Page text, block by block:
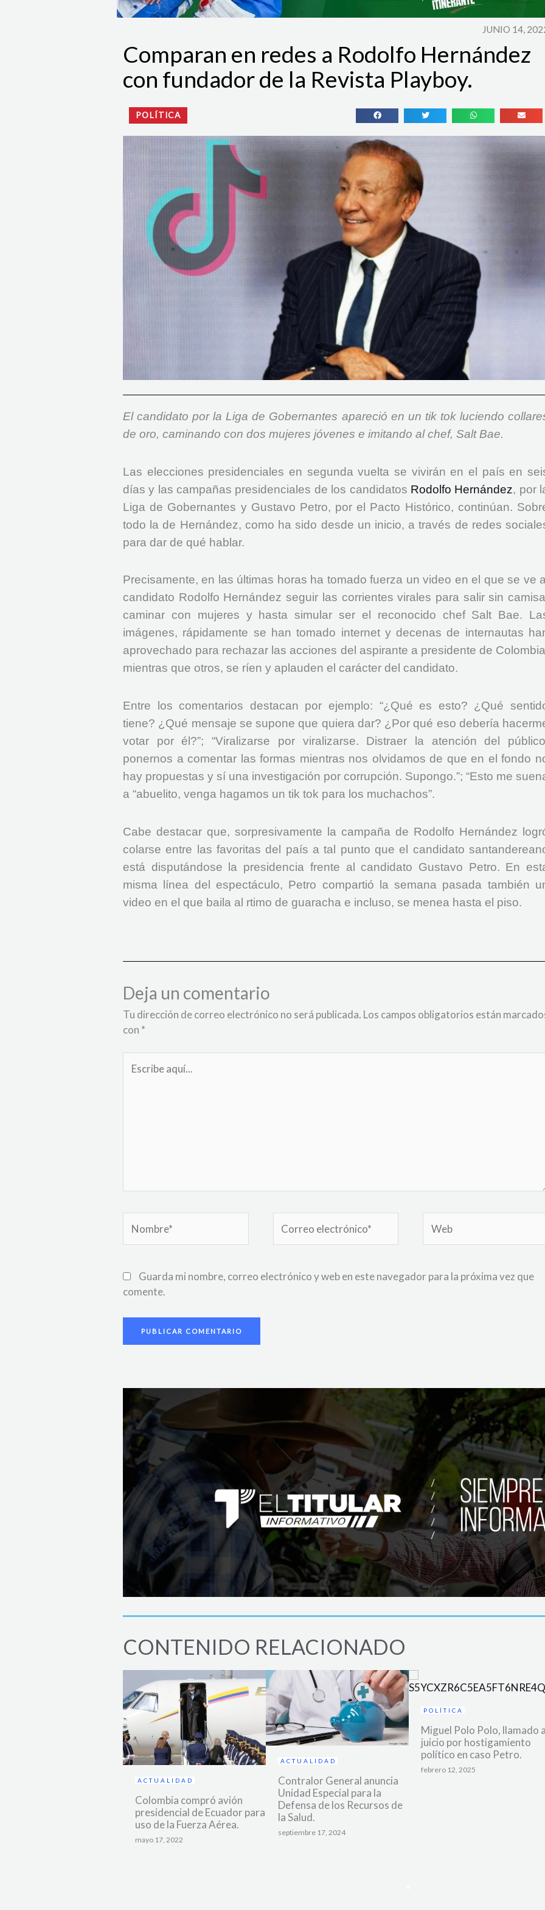
JUNIO 14,
Comparan en redes a Rodolfo Hernández
con fundador de la Revista Playboy.
POLÍTICA
El candidato por la Liga de Gobernantes apareció en un tik tok luciendo
de oro, caminando con dos mujeres jóvenes e imitando al chef, Salt Bae.
Las elecciones presidenciales en segunda vuelta se vivirán en el país en
días y las campañas presidenciales de los candidatos Rodolfo Hernández, por
Liga de Gobernantes y Gustavo Petro, por el Pacto Histórico, continúan.
todo la de Hernández, como ha sido desde un inicio, a través de redes
para dar de qué hablar.
Precisamente, en las últimas horas ha tomado fuerza un video en el que se ve
candidato Rodolfo Hernández seguir las corrientes virales para salir sin
caminar con mujeres y hasta simular ser el reconocido chef Salt Bae.
imágenes, rápidamente se han tomado internet y decenas de internautas
aprovechado para rechazar las acciones del aspirante a presidente de
mientras que otros, se ríen y aplauden el carácter del candidato.
Entre los comentarios destacan por ejemplo: “¿Qué es esto? ¿Qué
tiene? ¿Qué mensaje se supone que quiera dar? ¿Por qué eso debería
votar por él?”; “Viralizarse por viralizarse. Distraer la atención del
ponernos a comentar las formas mientras nos olvidamos de que en el fondo
hay propuestas y sí una investigación por corrupción. Supongo.”; “Esto me
a “abuelito, venga hagamos un tik tok para los muchachos”.
Cabe destacar que, sorpresivamente la campaña de Rodolfo Hernández
colarse entre las favoritas del país a tal punto que el candidato
está disputándose la presidencia frente al candidato Gustavo Petro. En
misma línea del espectáculo, Petro compartió la semana pasada también
video en el que baila al rtimo de guaracha e incluso, se menea hasta el piso.
Deja un comentario
Tu dirección de correo electrónico no será publicada. Los campos obligatorios están
con *
aquí...
electrónico*
Guarda mi nombre, correo electrónico y web en este navegador para la próxima vez que
comente.
CONTENIDO RELACIONADO
ACTUALIDAD
Colombia compró avión
presidencial de Ecuador para
uso de la Fuerza Aérea.
mayo 17, 2022
ACTUALIDAD
Contralor General anuncia
Unidad Especial para la
Defensa de los Recursos de
la Salud.
septiembre 17, 2024
POLÍTICA
Miguel Polo Polo, llamado a
juicio por hostigamiento
político en caso Petro.
febrero 12, 2025